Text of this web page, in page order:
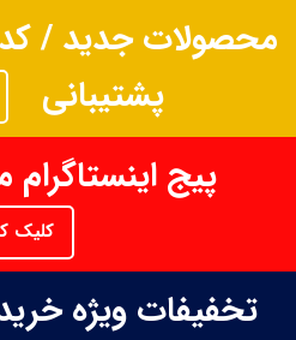
محصولات جدید /
پشتیبانی
پیج
کلیک
تخفیفات ویژه